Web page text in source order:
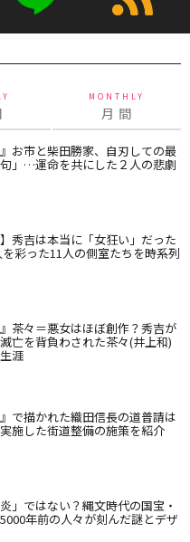
MONTHLY
月 間
』お市と柴田勝家、自刃しての最
」…運命を共にした２人の悲劇
】秀吉は本当に「女狂い」だった
彩った11人の側室たちを時系列
』茶々＝悪女はほぼ創作？秀吉が
亡を背負わされた茶々(井上和)
涯
』で描かれた織田信長の道普請は
施した街道整備の施策を紹介
」ではない？縄文時代の国宝・
年前の人々が刻んだ謎とデザ